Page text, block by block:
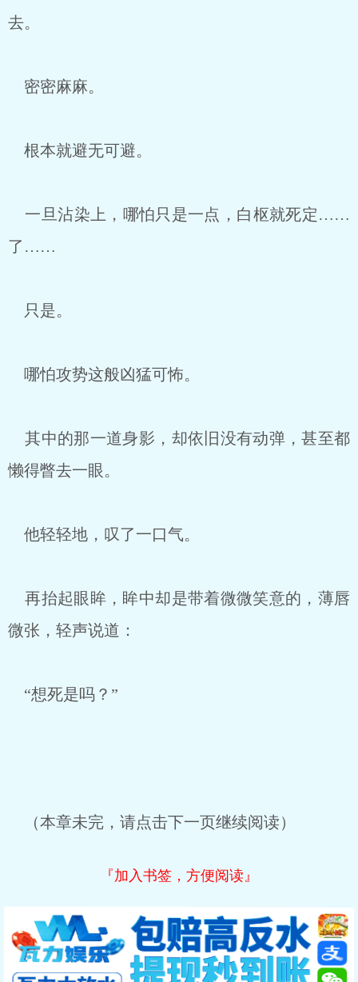
去。
密密麻麻。
根本就避无可避。
一旦沾染上，哪怕只是一点，白枢就死定……
了……
只是。
哪怕攻势这般凶猛可怖。
其中的那一道身影，却依旧没有动弹，甚至都
懒得瞥去一眼。
他轻轻地，叹了一口气。
再抬起眼眸，眸中却是带着微微笑意的，薄唇
微张，轻声说道：
“想死是吗？”
（本章未完，请点击下一页继续阅读）
『加入书签，方便阅读』